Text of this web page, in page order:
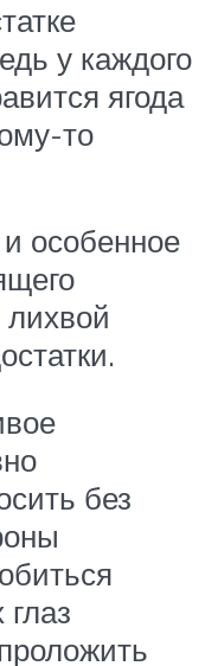
у каждого
ягода
то
особенное
без